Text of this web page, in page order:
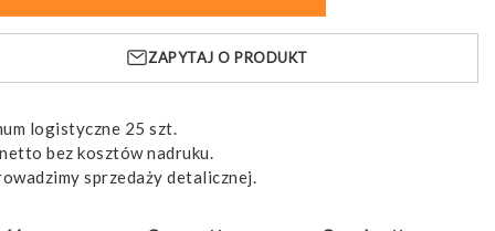
ZAPYTAJ O PRODUKT
logistyczne 25 szt.
bez kosztów nadruku.
sprzedaży detalicznej.